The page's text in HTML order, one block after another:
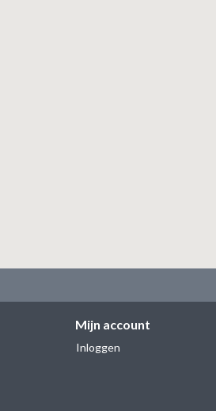
Mijn account
Inloggen